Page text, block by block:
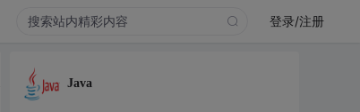
登录/注册
Java